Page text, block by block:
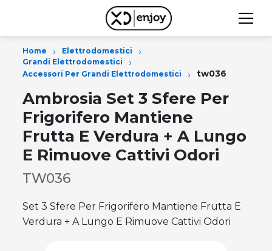
Home › Elettrodomestici ›
Grandi Elettrodomestici ›
Accessori Per Grandi Elettrodomestici › tw036
Ambrosia Set 3 Sfere Per
Frigorifero Mantiene
Frutta E Verdura + A Lungo
E Rimuove Cattivi Odori
TW036
Set 3 Sfere Per Frigorifero Mantiene Frutta E
Verdura + A Lungo E Rimuove Cattivi Odori